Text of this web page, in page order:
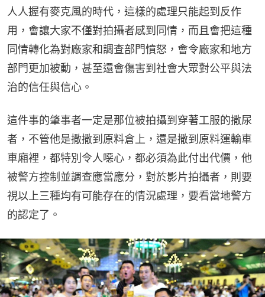
人人握有麥克風的時代，這樣的處理只能起到反作
用，會讓大家不僅對拍攝者感到同情，而且會把這種
同情轉化為對廠家和調查部門憤怒，會令廠家和地方
部門更加被動，甚至還會傷害到社會大眾對公平與法
治的信任與信心。
這件事的肇事者一定是那位被拍攝到穿著工服的撒尿
者，不管他是撒撒到原料倉上，還是撒到原料運輸車
車廂裡，都特別令人噁心，都必須為此付出代價，他
被警方控制並調查應當應分，對於影片拍攝者，則要
視以上三種均有可能存在的情況處理，要看當地警方
的認定了。